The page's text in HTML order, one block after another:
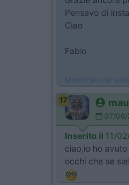
Pensavo di
Ciao
Fabio
Modificato da
17
07/06/
Inserito il 11/
ciao,io ho avuto
occhi che se